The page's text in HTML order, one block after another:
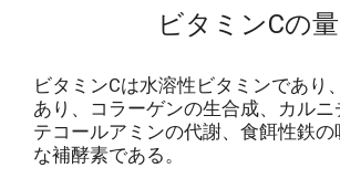
ビタミンCの量
ビタミンCは水溶性ビタミンであり
あり、コラーゲンの生合成、カルニ
テコールアミンの代謝、食餌性鉄の
な補酵素である。